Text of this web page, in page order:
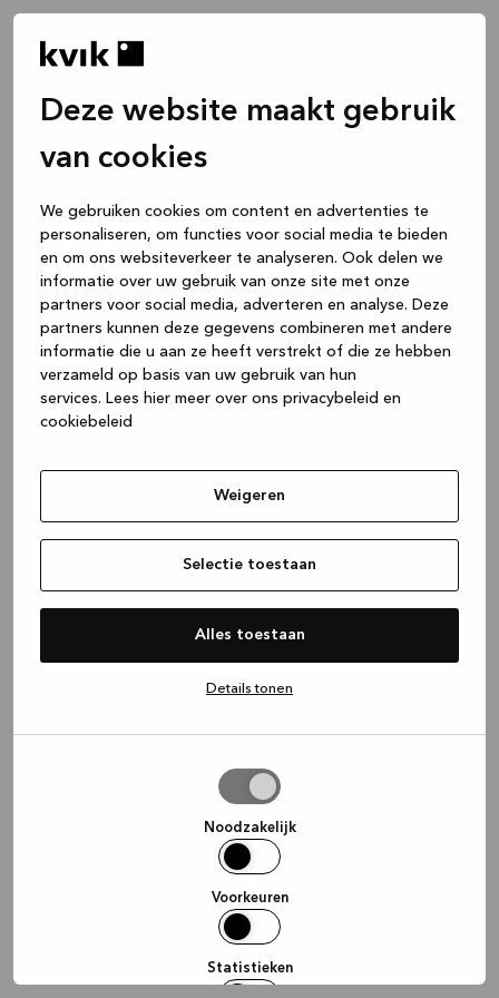
Deze website maakt gebruik
van cookies
We gebruiken cookies om content en advertenties te
personaliseren, om functies voor social media te bieden
en om ons websiteverkeer te analyseren. Ook delen we
informatie over uw gebruik van onze site met onze
partners voor social media, adverteren en analyse. Deze
partners kunnen deze gegevens combineren met andere
informatie die u aan ze heeft verstrekt of die ze hebben
verzameld op basis van uw gebruik van hun
services. Lees hier meer over ons privacybeleid en
cookiebeleid
Weigeren
Selectie toestaan
Alles toestaan
Details tonen
Noodzakelijk
Voorkeuren
Statistieken
(see the browser console for more
information).